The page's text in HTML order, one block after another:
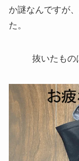
か謎なんですが
た。
抜いたもの